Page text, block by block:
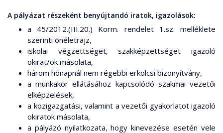
A pályázat részeként benyújtandó iratok, igazolások:
a 45/2012.(III.20.) Korm. rendelet 1.sz. melléklete
szerinti önéletrajz,
iskolai végzettséget, szakképzettséget igazoló
okirat/ok másolata,
három hónapnál nem régebbi erkölcsi bizonyítvány,
a munkakör ellátásához kapcsolódó szakmai vezetői
elképzelések,
a közigazgatási, valamint a vezetői gyakorlatot igazoló
okiratok másolata,
a pályázó nyilatkozata, hogy kinevezése esetén vele